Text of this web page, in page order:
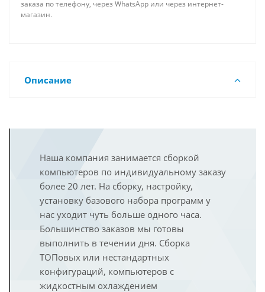
заказа по телефону, через WhatsApp или через интернет-
магазин.
Описание
Наша компания занимается сборкой
компьютеров по индивидуальному заказу
более 20 лет. На сборку, настройку,
установку базового набора программ у
нас уходит чуть больше одного часа.
Большинство заказов мы готовы
выполнить в течении дня. Сборка
ТОПовых или нестандартных
конфигураций, компьютеров с
жидкостным охлаждением